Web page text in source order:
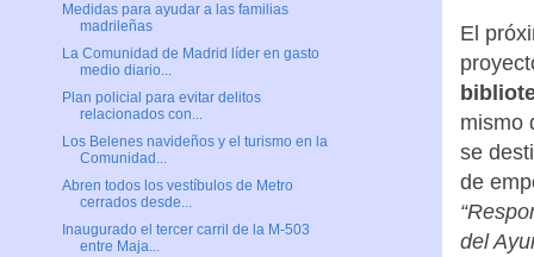
El
mismo
se
de
del
Medidas para ayudar a las familias
madrileñas
La Comunidad de Madrid líder en gasto
medio diario...
Plan policial para evitar delitos
relacionados con...
Los Belenes navideños y el turismo en la
Comunidad...
Abren todos los vestíbulos de Metro
cerrados desde...
Inaugurado el tercer carril de la M-503
entre Maja...